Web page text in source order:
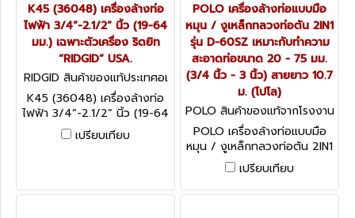
K45 (36048) เครื่องล้างท่อ
ไฟฟ้า 3/4”-2.1/2” นิ้ว (19-64
มม.) เฉพาะตัวเครื่อง ริดยิท
“RIDGID” USA.
RIDGID สินค้าของแท้ประเทศอเ
มริกา K45 (36048)
K45 (36048) เครื่องล้างท่อ
ไฟฟ้า 3/4”-2.1/2” นิ้ว (19-64
มม.) เฉพาะตัวเครื่อง ริดยิท
“RIDGID” USA.
เปรียบเทียบ
POLO เครื่องล้างท่อแบบมือ
หมุน / งูเหล็กทลวงท่อตัน 2IN1
รุ่น D-60SZ เหมาะกับทำความ
สะอาดท่อขนาด 20 - 75 มม.
(3/4 นิ้ว - 3 นิ้ว) สายยาว 10.7
ม. (โปโล)
POLO สินค้าของแท้จากโรงงาน
ผู้ผลิต D-60SZ
POLO เครื่องล้างท่อแบบมือ
หมุน / งูเหล็กทลวงท่อตัน 2IN1
รุ่น D-60SZ เหมาะกับทำความ
สะอาดท่อขนาด 20 - 75 มม.
(3/4 นิ้ว - 3 นิ้ว) สายยาว 10.7
เปรียบเทียบ